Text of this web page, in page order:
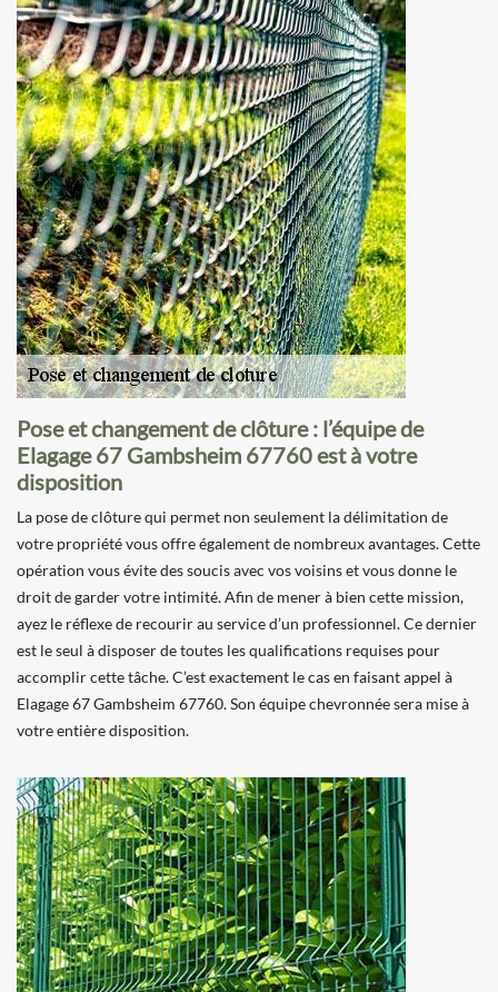
Pose et changement de clôture : l’équipe de
Elagage 67 Gambsheim 67760 est à votre
disposition
La pose de clôture qui permet non seulement la délimitation de
votre propriété vous offre également de nombreux avantages. Cette
opération vous évite des soucis avec vos voisins et vous donne le
droit de garder votre intimité. Afin de mener à bien cette mission,
ayez le réflexe de recourir au service d’un professionnel. Ce dernier
est le seul à disposer de toutes les qualifications requises pour
accomplir cette tâche. C’est exactement le cas en faisant appel à
Elagage 67 Gambsheim 67760. Son équipe chevronnée sera mise à
votre entière disposition.